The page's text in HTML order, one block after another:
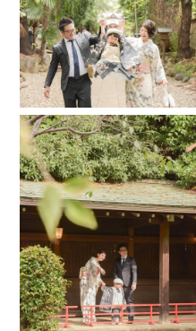
っぱり、写真が好きだから。
.
.
みなさんからの、ご依頼お待
◇◇◇撮影のご予約につい
お宮参りや七五三の撮影は
まいがちです。お早めのお問
します。
（●をコピペして使ってね）
.
○お問い合わせの際に、下記
とご相談がスムーズです。
●撮影内容 （お宮参り/七五
●撮影日時 （○月○日（○